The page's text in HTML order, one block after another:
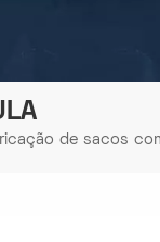
de sacos